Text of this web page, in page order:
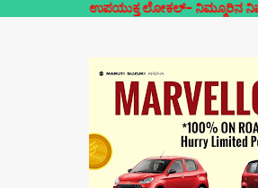
ಉಪಯುಕ್ತ ಲೋಕಲ್- ನಿಮ್ಮೂರಿನ ನಿಮ್ಮದೇ